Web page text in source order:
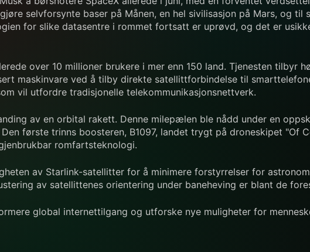
selvforsynte baser på Månen, en hel sivilisasjon på Mars, og til
for slike datasentre i rommet fortsatt er uprøvd, og det er
over 10 millioner brukere i mer enn 150 land. Tjenesten tilbyr
maskinvare ved å tilby direkte satellittforbindelse til
vil utfordre tradisjonelle telekommunikasjonsnettverk.
av en orbital rakett. Denne milepælen ble nådd under en
første trinns boosteren, B1097, landet trygt på droneskipet "Of
romfartsteknologi.
av Starlink-satellitter for å minimere forstyrrelser for
av satellittenes orientering under baneheving er blant de
global internettilgang og utforske nye muligheter for